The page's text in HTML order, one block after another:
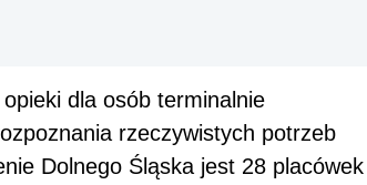
dla osób terminalnie
rzeczywistych potrzeb
Dolnego Śląska jest 28 placówek